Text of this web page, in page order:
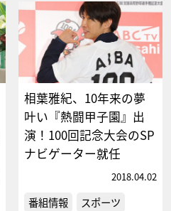
相葉雅紀、10年来の夢
叶い『熱闘甲子園』出
演！100回記念大会のSP
ナビゲーター就任
2018.04.02
番組情報 スポーツ